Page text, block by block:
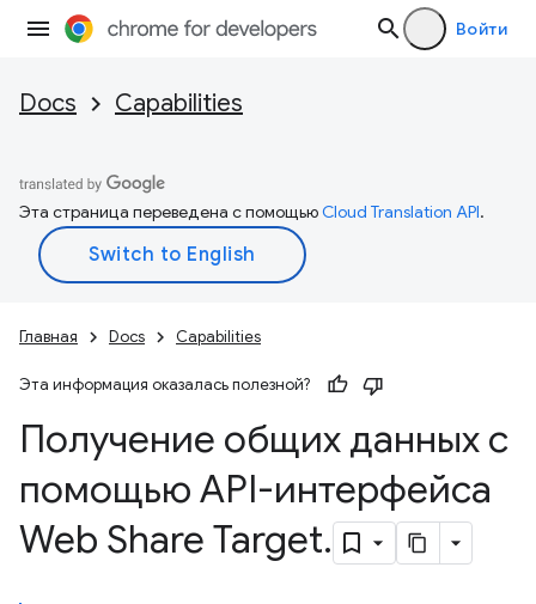
Войти
Docs Capabilities
Эта страница переведена с помощьюCloud Translation API.
Главная Docs Capabilities
Эта информация оказалась полезной?
Получение общих данных с
помощью API-интерфейса
Web Share Target.